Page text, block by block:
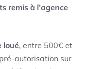
remis à l’agence
loué, entre 500€ et
autorisation sur